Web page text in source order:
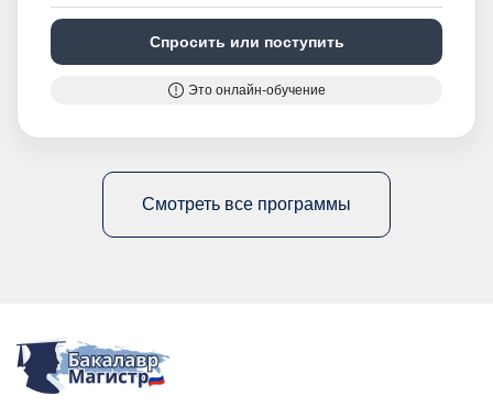
Спросить или поступить
Это онлайн-обучение
Смотреть все программы